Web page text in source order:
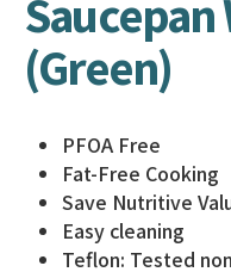
Saucepan
(Green)
PFOA Free
Fat-Free Cooking
Save Nutritive
Easy cleaning
Teflon: Tested